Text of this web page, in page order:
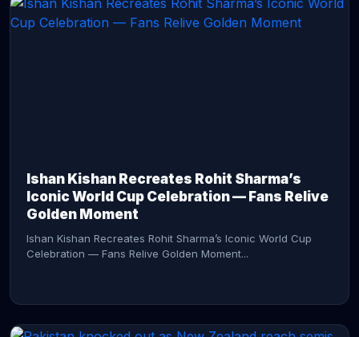
Ishan Kishan Recreates Rohit Sharma’s
Iconic World Cup Celebration — Fans Relive
Golden Moment
Ishan Kishan Recreates Rohit Sharma’s Iconic World Cup
Celebration — Fans Relive Golden Moment...